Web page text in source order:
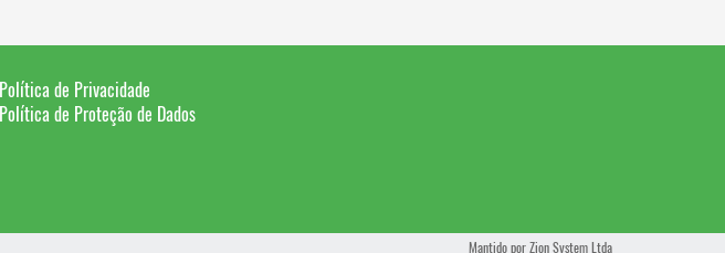
Política de Privacidade
Política de Proteção de Dados
Mantido porZion System Ltda